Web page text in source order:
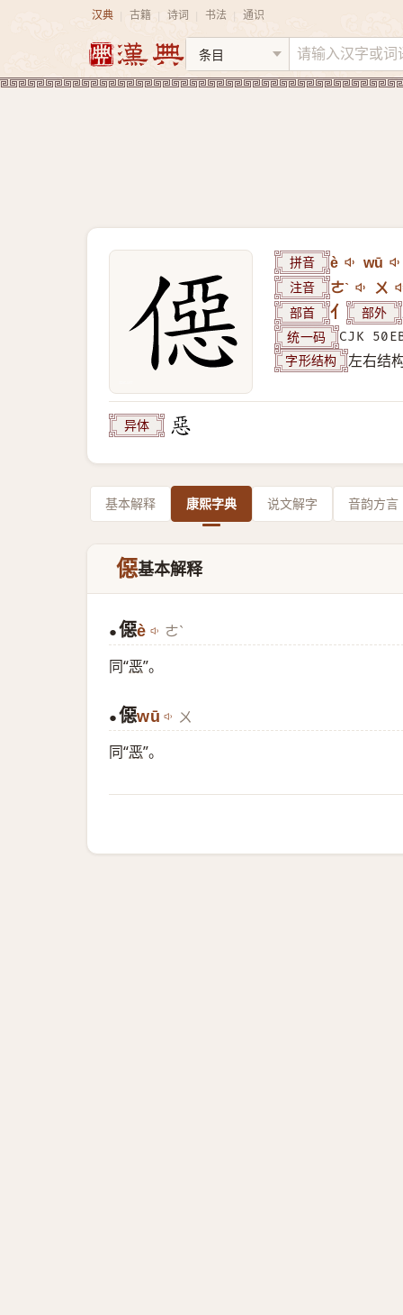
汉典 古籍 诗词 书法 通识
拼音 è wū
注音 ㄜˋ ㄨ
部首 亻 部外
统一码 CJK
字形结构 左右结
异体
基本解释 康熙字典 说文解字 音韵方言
僫基本解释
● 僫è ㄜˋ
同“恶”。
● 僫wū ㄨ
同“恶”。